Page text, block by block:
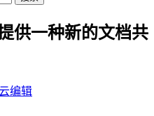
供一种新的文档共
编辑